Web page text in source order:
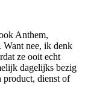
Anthem,
Want nee, ik denk
ze ooit echt
dagelijks bezig
product, dienst of